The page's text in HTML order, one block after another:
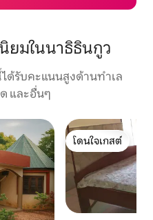
มในนาธิธินกูว
ด้รับคะแนนสูงด้านทำเล
และอื่นๆ
โดนใจเกสต์
โดนใจเกสต์